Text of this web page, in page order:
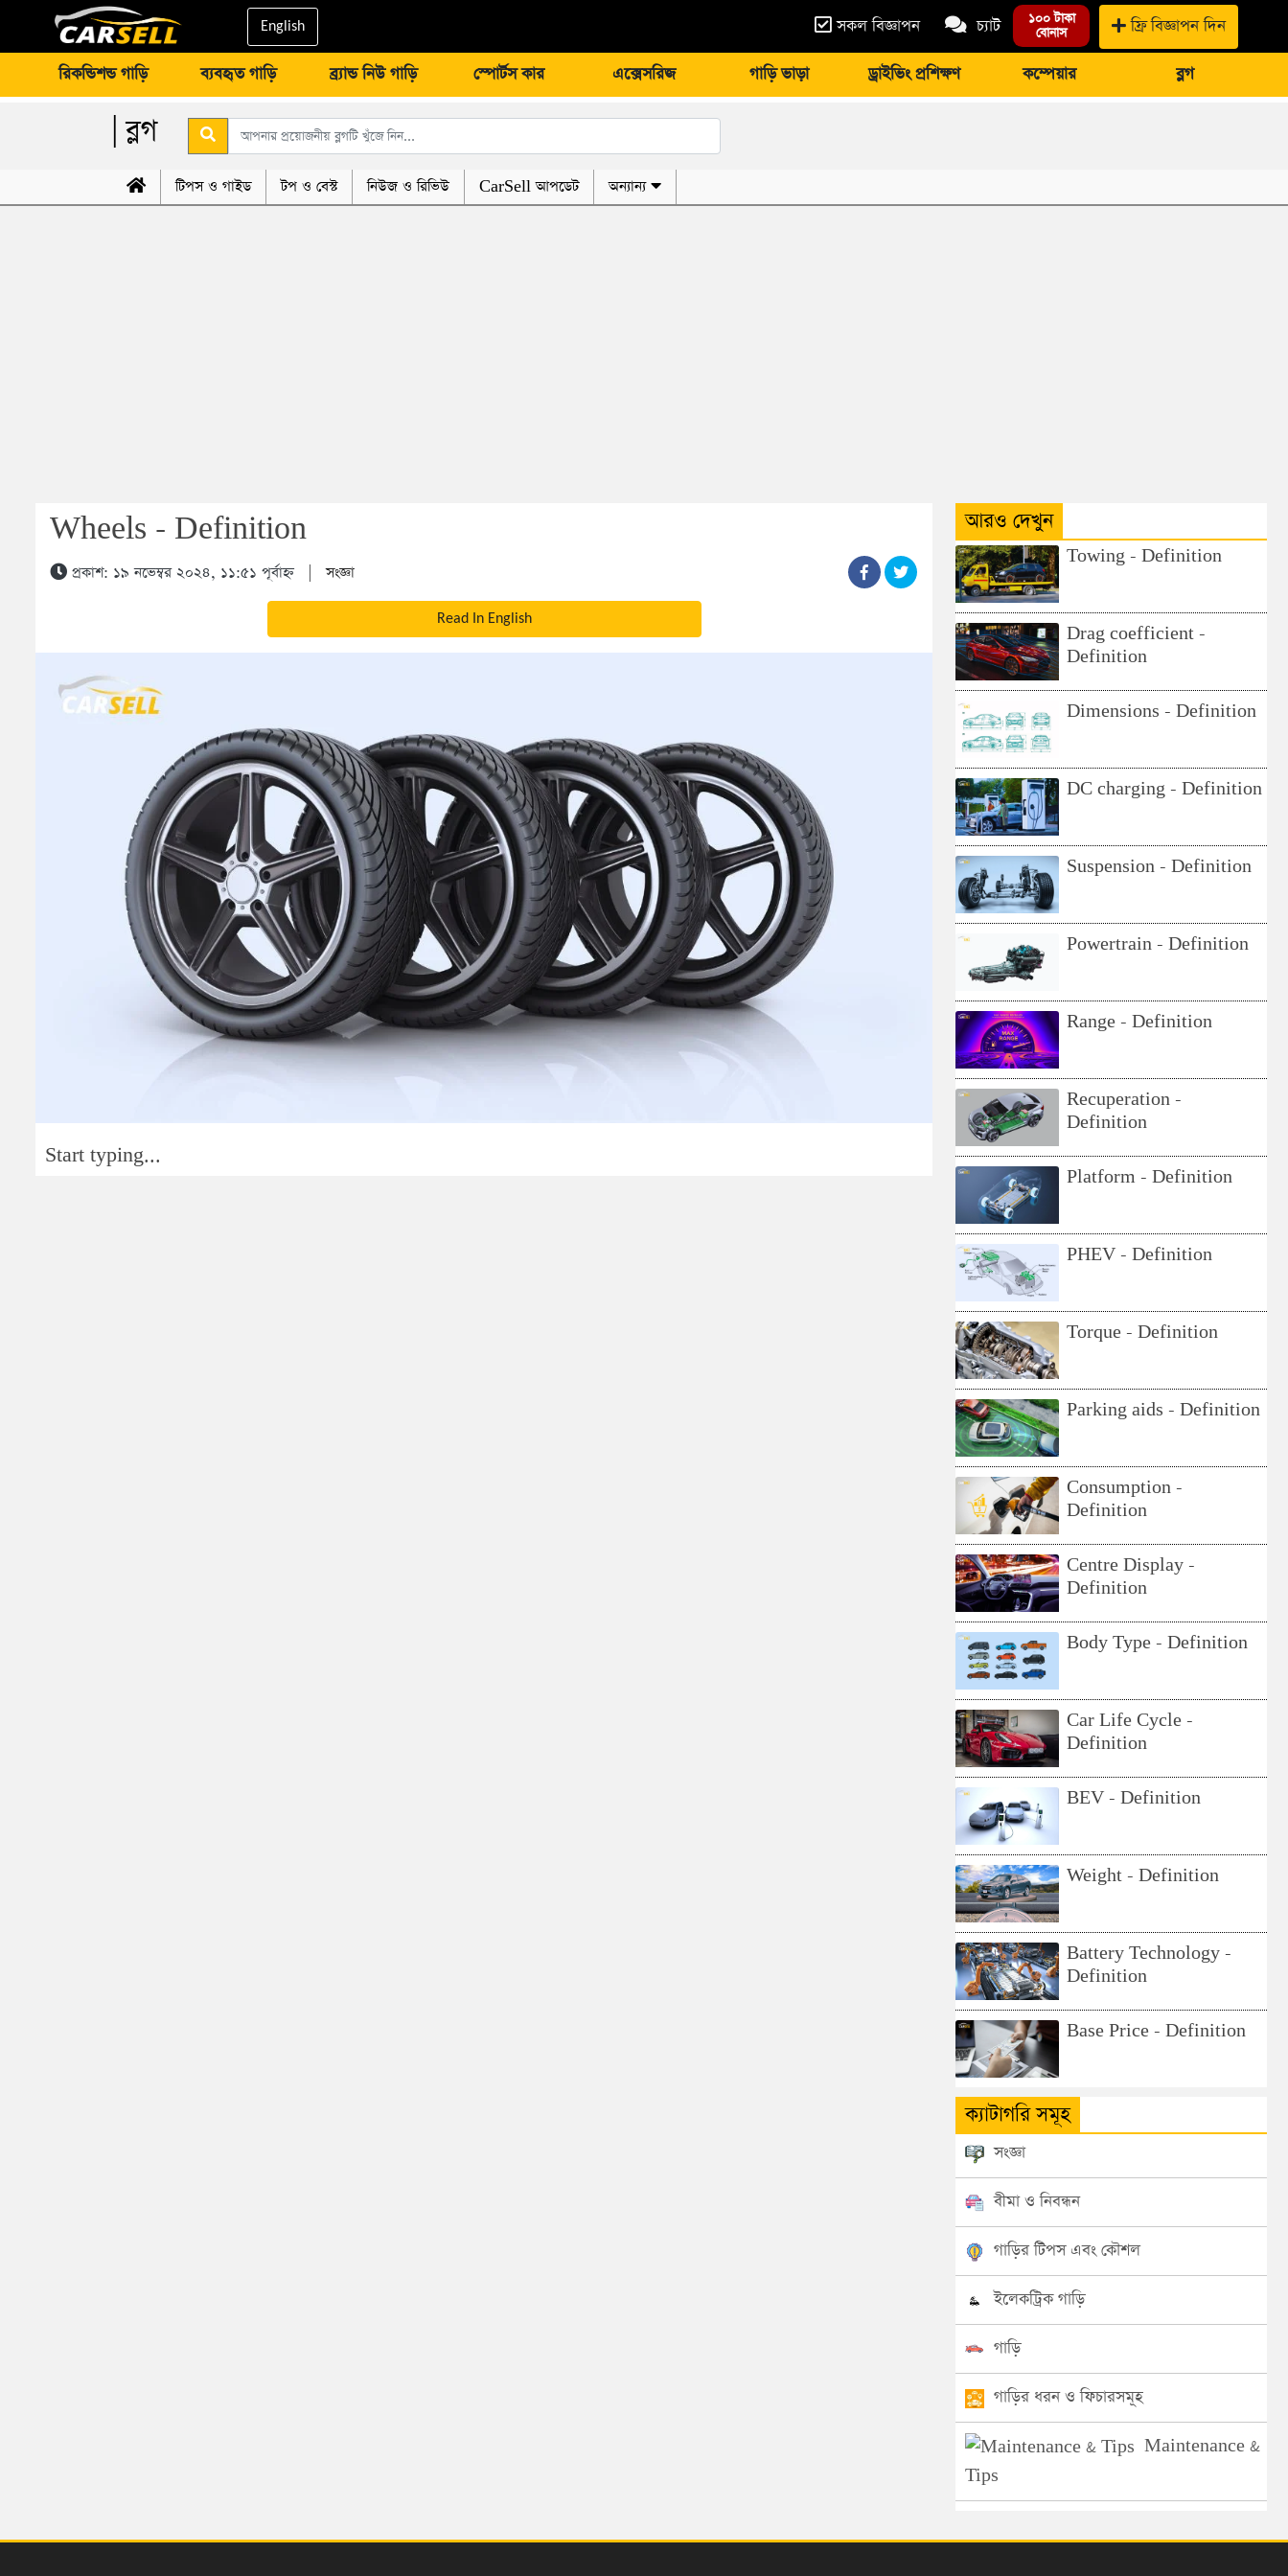
English সকল বিজ্ঞাপন চ্যাট ১০০ টাকা
বোনাস ফ্রি বিজ্ঞাপন দিন
রিকন্ডিশন্ড গাড়ি ব্যবহৃত গাড়ি ব্র্যান্ড নিউ গাড়ি স্পোর্টস কার এক্সেসরিজ গাড়ি ভাড়া ড্রাইভিং প্রশিক্ষণ কম্পেয়ার ব্লগ
| ব্লগ
টিপস ও গাইড টপ ও বেস্ট নিউজ ও রিভিউ CarSell আপডেট অন্যান্য
Wheels - Definition
প্রকাশ: ১৯ নভেম্বর ২০২৪, ১১:৫১ পূর্বাহ্ন|সংজ্ঞা
Read In English
Start typing...
আরও দেখুন
Towing - Definition
Drag coefficient -
Definition
Dimensions - Definition
DC charging - Definition
Suspension - Definition
Powertrain - Definition
Range - Definition
Recuperation -
Definition
Platform - Definition
PHEV - Definition
Torque - Definition
Parking aids - Definition
Consumption -
Definition
Centre Display -
Definition
Body Type - Definition
Car Life Cycle -
Definition
BEV - Definition
Weight - Definition
Battery Technology -
Definition
Base Price - Definition
ক্যাটাগরি সমূহ
সংজ্ঞা
বীমা ও নিবন্ধন
গাড়ির টিপস এবং কৌশল
ইলেকট্রিক গাড়ি
গাড়ি
গাড়ির ধরন ও ফিচারসমূহ
Maintenance &
Tips